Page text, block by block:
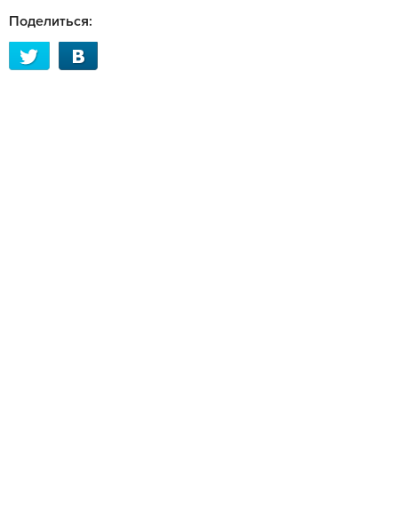
Поделиться: